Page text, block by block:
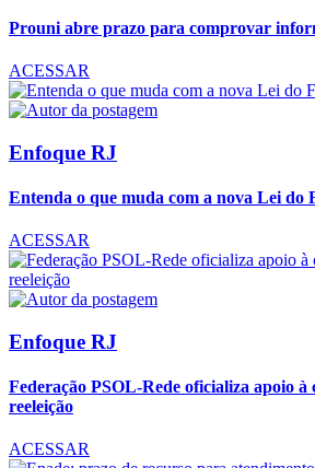
Prouni abre prazo para comprovar
ACESSAR
Enfoque RJ
Entenda o que muda com a nova Lei do
ACESSAR
Enfoque RJ
Federação PSOL-Rede oficializa apoio
reeleição
ACESSAR